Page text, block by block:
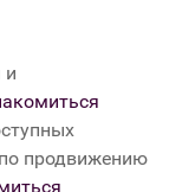
и
продвижению